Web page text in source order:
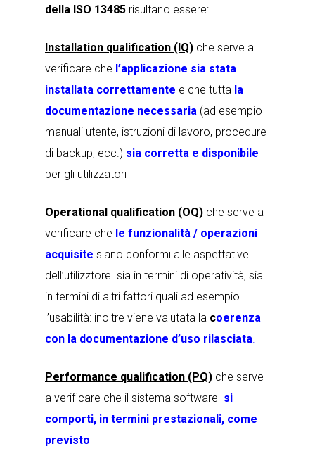
della ISO 13485 risultano essere:
Installation qualification (IQ) che serve a
verificare che l’applicazione sia stata
installata correttamente e che tutta la
documentazione necessaria (ad esempio
manuali utente, istruzioni di lavoro, procedure
di backup, ecc.) sia corretta e disponibile
per gli utilizzatori
Operational qualification (OQ) che serve a
verificare che le funzionalità / operazioni
acquisite siano conformi alle aspettative
dell’utilizztore sia in termini di operatività, sia
in termini di altri fattori quali ad esempio
l’usabilità: inoltre viene valutata la coerenza
con la documentazione d’uso rilasciata.
Performance qualification (PQ) che serve
a verificare che il sistema software si
comporti, in termini prestazionali, come
previsto